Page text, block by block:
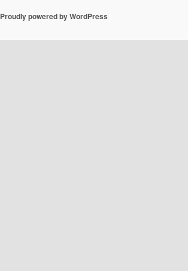
Proudly powered by WordPress